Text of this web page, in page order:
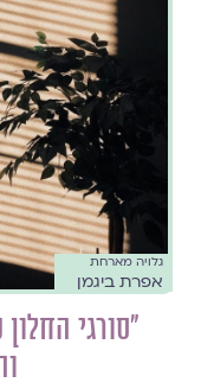
גלויה מארחת
אפרת ביגמן
"סורגי